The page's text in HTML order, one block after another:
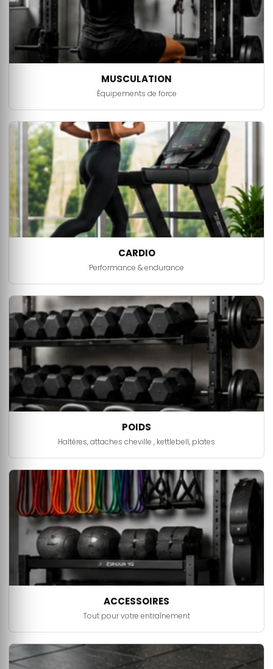
MUSCULATION
Équipements de force
CARDIO
Performance & endurance
POIDS
Haltères, attaches cheville , kettlebell, plates
ACCESSOIRES
Tout pour votre entraînement